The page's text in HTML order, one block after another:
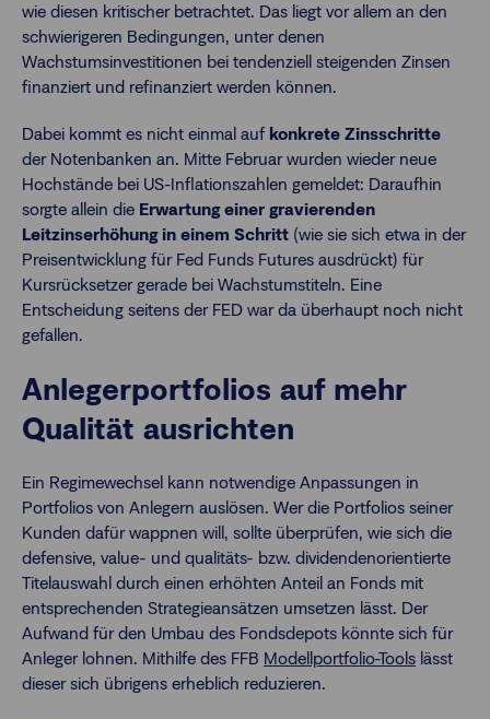
wie diesen kritischer betrachtet. Das liegt vor allem an den
schwierigeren Bedingungen, unter denen
Wachstumsinvestitionen bei tendenziell steigenden Zinsen
finanziert und refinanziert werden können.
Dabei kommt es nicht einmal auf konkrete Zinsschritte
der Notenbanken an. Mitte Februar wurden wieder neue
Hochstände bei US-Inflationszahlen gemeldet: Daraufhin
sorgte allein die Erwartung einer gravierenden
Leitzinserhöhung in einem Schritt (wie sie sich etwa in der
Preisentwicklung für Fed Funds Futures ausdrückt) für
Kursrücksetzer gerade bei Wachstumstiteln. Eine
Entscheidung seitens der FED war da überhaupt noch nicht
gefallen.
Anlegerportfolios auf mehr
Qualität ausrichten
Ein Regimewechsel kann notwendige Anpassungen in
Portfolios von Anlegern auslösen. Wer die Portfolios seiner
Kunden dafür wappnen will, sollte überprüfen, wie sich die
defensive, value- und qualitäts- bzw. dividendenorientierte
Titelauswahl durch einen erhöhten Anteil an Fonds mit
entsprechenden Strategieansätzen umsetzen lässt. Der
Aufwand für den Umbau des Fondsdepots könnte sich für
Anleger lohnen. Mithilfe des FFB Modellportfolio-Tools lässt
dieser sich übrigens erheblich reduzieren.